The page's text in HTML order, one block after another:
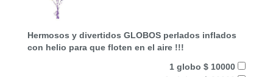
Hermosos y divertidos GLOBOS perlados inflados
con helio para que floten en el aire !!!
1 globo $ 10000